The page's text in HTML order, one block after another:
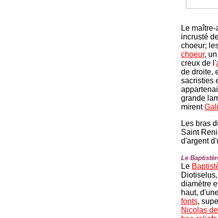
Le
incrusté
choeur;
choeur,
creux de l'
de droite,
sacristies
grande
mirent
Les bras
Saint
d'argent
Le
Le
diamètre
haut,
fonts,
Nicolas